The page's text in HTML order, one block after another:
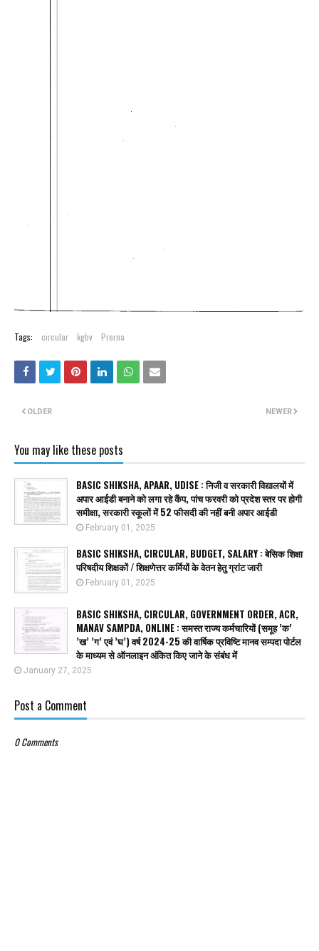
Tags: circular kgbv Prerna
NEWER
OLDER
You may like these posts
BASIC SHIKSHA, APAAR, UDISE : निजी व सरकारी विद्यालयों में
अपार आईडी बनाने को लगा रहे कैंप, पांच फरवरी को प्रदेश स्तर पर होगी
समीक्षा, सरकारी स्कूलों में 52 फीसदी की नहीं बनी अपार आईडी
February 01, 2025
BASIC SHIKSHA, CIRCULAR, BUDGET, SALARY : बेसिक शिक्षा
परिषदीय शिक्षकों / शिक्षणेत्तर कर्मियों के वेतन हेतु ग्रांट जारी
February 01, 2025
BASIC SHIKSHA, CIRCULAR, GOVERNMENT ORDER, ACR,
MANAV SAMPDA, ONLINE : समस्त राज्य कर्मचारियों (समूह ’क’
’ख’ ’ग’ एवं ’घ’) वर्ष 2024-25 की वार्षिक प्रविष्टि मानव सम्पदा पोर्टल
के माध्यम से ऑनलाइन अंकित किए जाने के संबंध में
January 27, 2025
Post a Comment
0 Comments